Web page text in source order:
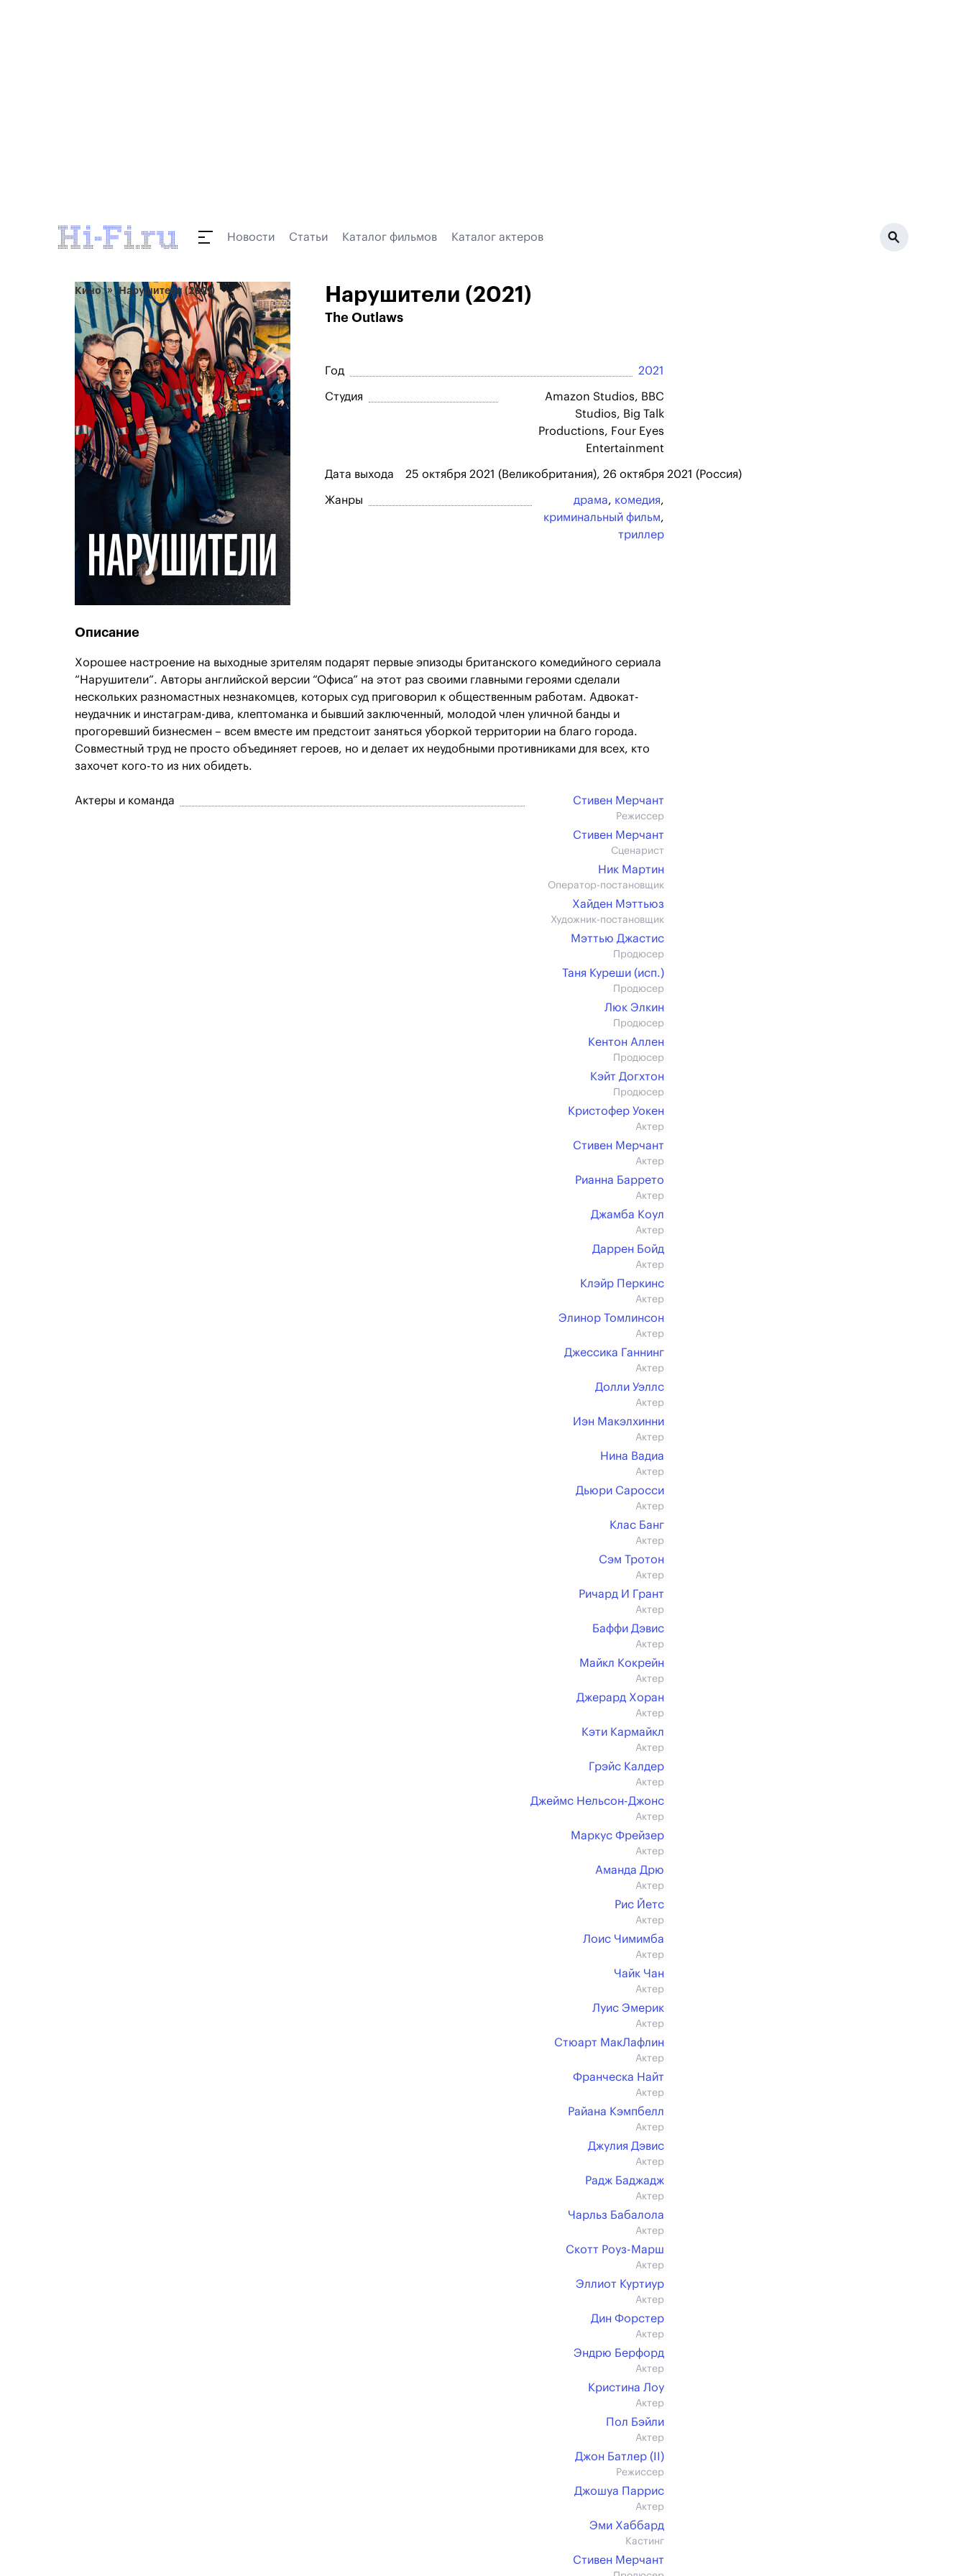
Новости Статьи Каталог фильмов Каталог актеров
Кино Нарушители (2021) Нарушители (2021)
The Outlaws
Год 2021
Студия
Amazon Studios, BBC
Studios, Big Talk
Productions, Four Eyes
Entertainment
Дата выхода 25 октября 2021 (Великобритания), 26 октября 2021 (Россия)
Жанры драма, комедия,
криминальный фильм,
триллер
Описание
Хорошее настроение на выходные зрителям подарят первые эпизоды британского комедийного сериала
“Нарушители”. Авторы английской версии “Офиса” на этот раз своими главными героями сделали
нескольких разномастных незнакомцев, которых суд приговорил к общественным работам. Адвокат-
неудачник и инстаграм-дива, клептоманка и бывший заключенный, молодой член уличной банды и
прогоревший бизнесмен – всем вместе им предстоит заняться уборкой территории на благо города.
Совместный труд не просто объединяет героев, но и делает их неудобными противниками для всех, кто
захочет кого-то из них обидеть.
Актеры и команда Стивен Мерчант
Режиссер
Стивен Мерчант
Сценарист
Ник Мартин
Оператор-постановщик
Хайден Мэттьюз
Художник-постановщик
Мэттью Джастис
Продюсер
Таня Куреши (иcп.)
Продюсер
Люк Элкин
Продюсер
Кентон Аллен
Продюсер
Кэйт Догхтон
Продюсер
Кристофер Уокен
Актер
Стивен Мерчант
Актер
Рианна Баррето
Актер
Джамба Коул
Актер
Даррен Бойд
Актер
Клэйр Перкинс
Актер
Элинор Томлинсон
Актер
Джессика Ганнинг
Актер
Долли Уэллс
Актер
Иэн Макэлхинни
Актер
Нина Вадиа
Актер
Дьюри Саросси
Актер
Клас Банг
Актер
Сэм Тротон
Актер
Ричард И Грант
Актер
Баффи Дэвис
Актер
Майкл Кокрейн
Актер
Джерард Хоран
Актер
Кэти Кармайкл
Актер
Грэйс Калдер
Актер
Джеймс Нельсон-Джонс
Актер
Маркус Фрейзер
Актер
Аманда Дрю
Актер
Рис Йетс
Актер
Лоис Чимимба
Актер
Чайк Чан
Актер
Луис Эмерик
Актер
Стюарт МакЛафлин
Актер
Франческа Найт
Актер
Райана Кэмпбелл
Актер
Джулия Дэвис
Актер
Радж Баджадж
Актер
Чарльз Бабалола
Актер
Скотт Роуз-Марш
Актер
Эллиот Куртиур
Актер
Дин Форстер
Актер
Эндрю Берфорд
Актер
Кристина Лоу
Актер
Пол Бэйли
Актер
Джон Батлер (II)
Режиссер
Джошуа Паррис
Актер
Эми Хаббард
Кастинг
Стивен Мерчант